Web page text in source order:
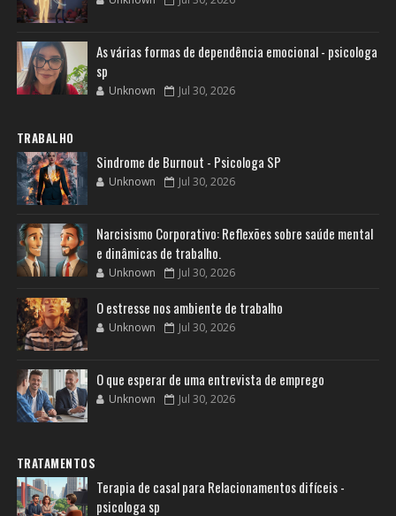
As várias formas de dependência emocional - psicologa
sp
Unknown Jul 30, 2026
TRABALHO
Sindrome de Burnout - Psicologa SP
Unknown Jul 30, 2026
Narcisismo Corporativo: Reflexões sobre saúde mental
e dinâmicas de trabalho.
Unknown Jul 30, 2026
O estresse nos ambiente de trabalho
Unknown Jul 30, 2026
O que esperar de uma entrevista de emprego
Unknown Jul 30, 2026
TRATAMENTOS
Terapia de casal para Relacionamentos difíceis -
psicologa sp